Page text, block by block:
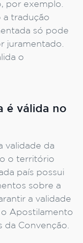
por exemplo.
a tradução
só pode
juramentado.
o
é válida no
validade da
o território
país possui
sobre a
a validade
o Apostilamento
da Convenção.